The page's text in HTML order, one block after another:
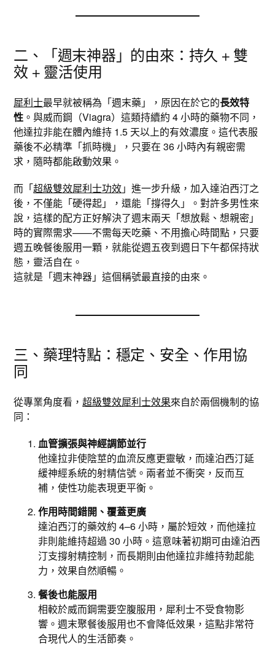
二、「週末神器」的由來：持久 + 雙
效 + 靈活使用
犀利士最早就被稱為「週末藥」，原因在於它的長效特
性 。與威而鋼（Viagra）這類持續約 4 小時的藥物不同，
他達拉非能在體內維持 1.5 天以上的有效濃度。這代表服
藥後不必精準「抓時機」，只要在 36 小時內有親密需
求，隨時都能啟動效果。
而「超級雙效犀利士功效」進一步升級，加入達泊西汀之
後，不僅能「硬得起」，還能「撐得久」。對許多男性來
說，這樣的配方正好解決了週末兩天「想放鬆、想親密」
時的實際需求——不需每天吃藥、不用擔心時間點，只要
週五晚餐後服用一顆，就能從週五夜到週日下午都保持狀
態，靈活自在。
這就是「週末神器」這個稱號最直接的由來。
三、藥理特點：穩定、安全、作用協
同
從專業角度看，超級雙效犀利士效果來自於兩個機制的協
同：
血管擴張與神經調節並行
他達拉非使陰莖的血流反應更靈敏，而達泊西汀延
緩神經系統的射精信號。兩者並不衝突，反而互
補，使性功能表現更平衡。
作用時間錯開、覆蓋更廣
達泊西汀的藥效約 4–6 小時，屬於短效，而他達拉
非則能維持超過 30 小時。這意味著初期可由達泊西
汀支撐射精控制，而長期則由他達拉非維持勃起能
力，效果自然順暢。
餐後也能服用
相較於威而鋼需要空腹服用，犀利士不受食物影
響。週末聚餐後服用也不會降低效果，這點非常符
合現代人的生活節奏。